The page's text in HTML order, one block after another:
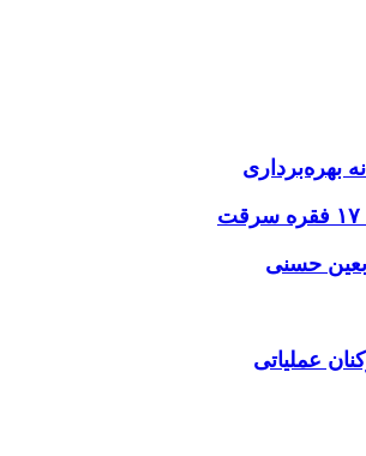
بهره‌برداری
حسنی
عملیاتی